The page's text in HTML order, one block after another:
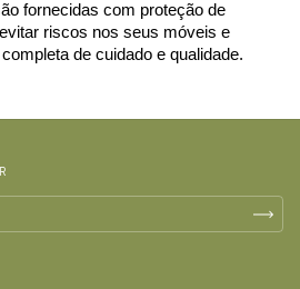
fornecidas com proteção de
riscos nos seus móveis e
de cuidado e qualidade.